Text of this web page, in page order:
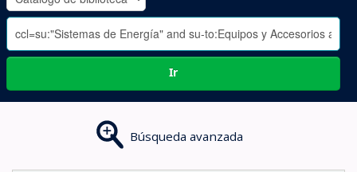
-
Ir
Búsqueda avanzada